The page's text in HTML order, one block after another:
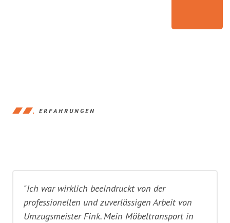
ERFAHRUNGEN
"Ich war wirklich beeindruckt von der
professionellen und zuverlässigen Arbeit von
Umzugsmeister Fink. Mein Möbeltransport in